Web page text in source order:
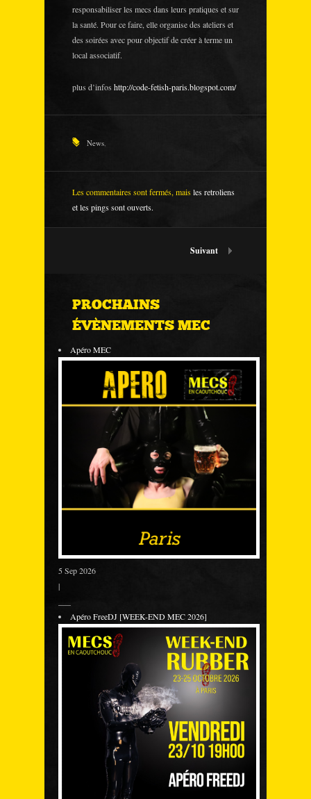
responsabiliser les mecs dans leurs pratiques et sur
la santé. Pour ce faire, elle organise des ateliers et
des soirées avec pour objectif de créer à terme un
local associatif.
plus d’infos http://code-fetish-paris.blogspot.com/
News,
Les commentaires sont fermés, maisles retroliens
et les pings sont ouverts.
Suivant
PROCHAINS
ÉVÈNEMENTS MEC
Apéro MEC
5 Sep 2026
|
Apéro FreeDJ [WEEK-END MEC 2026]